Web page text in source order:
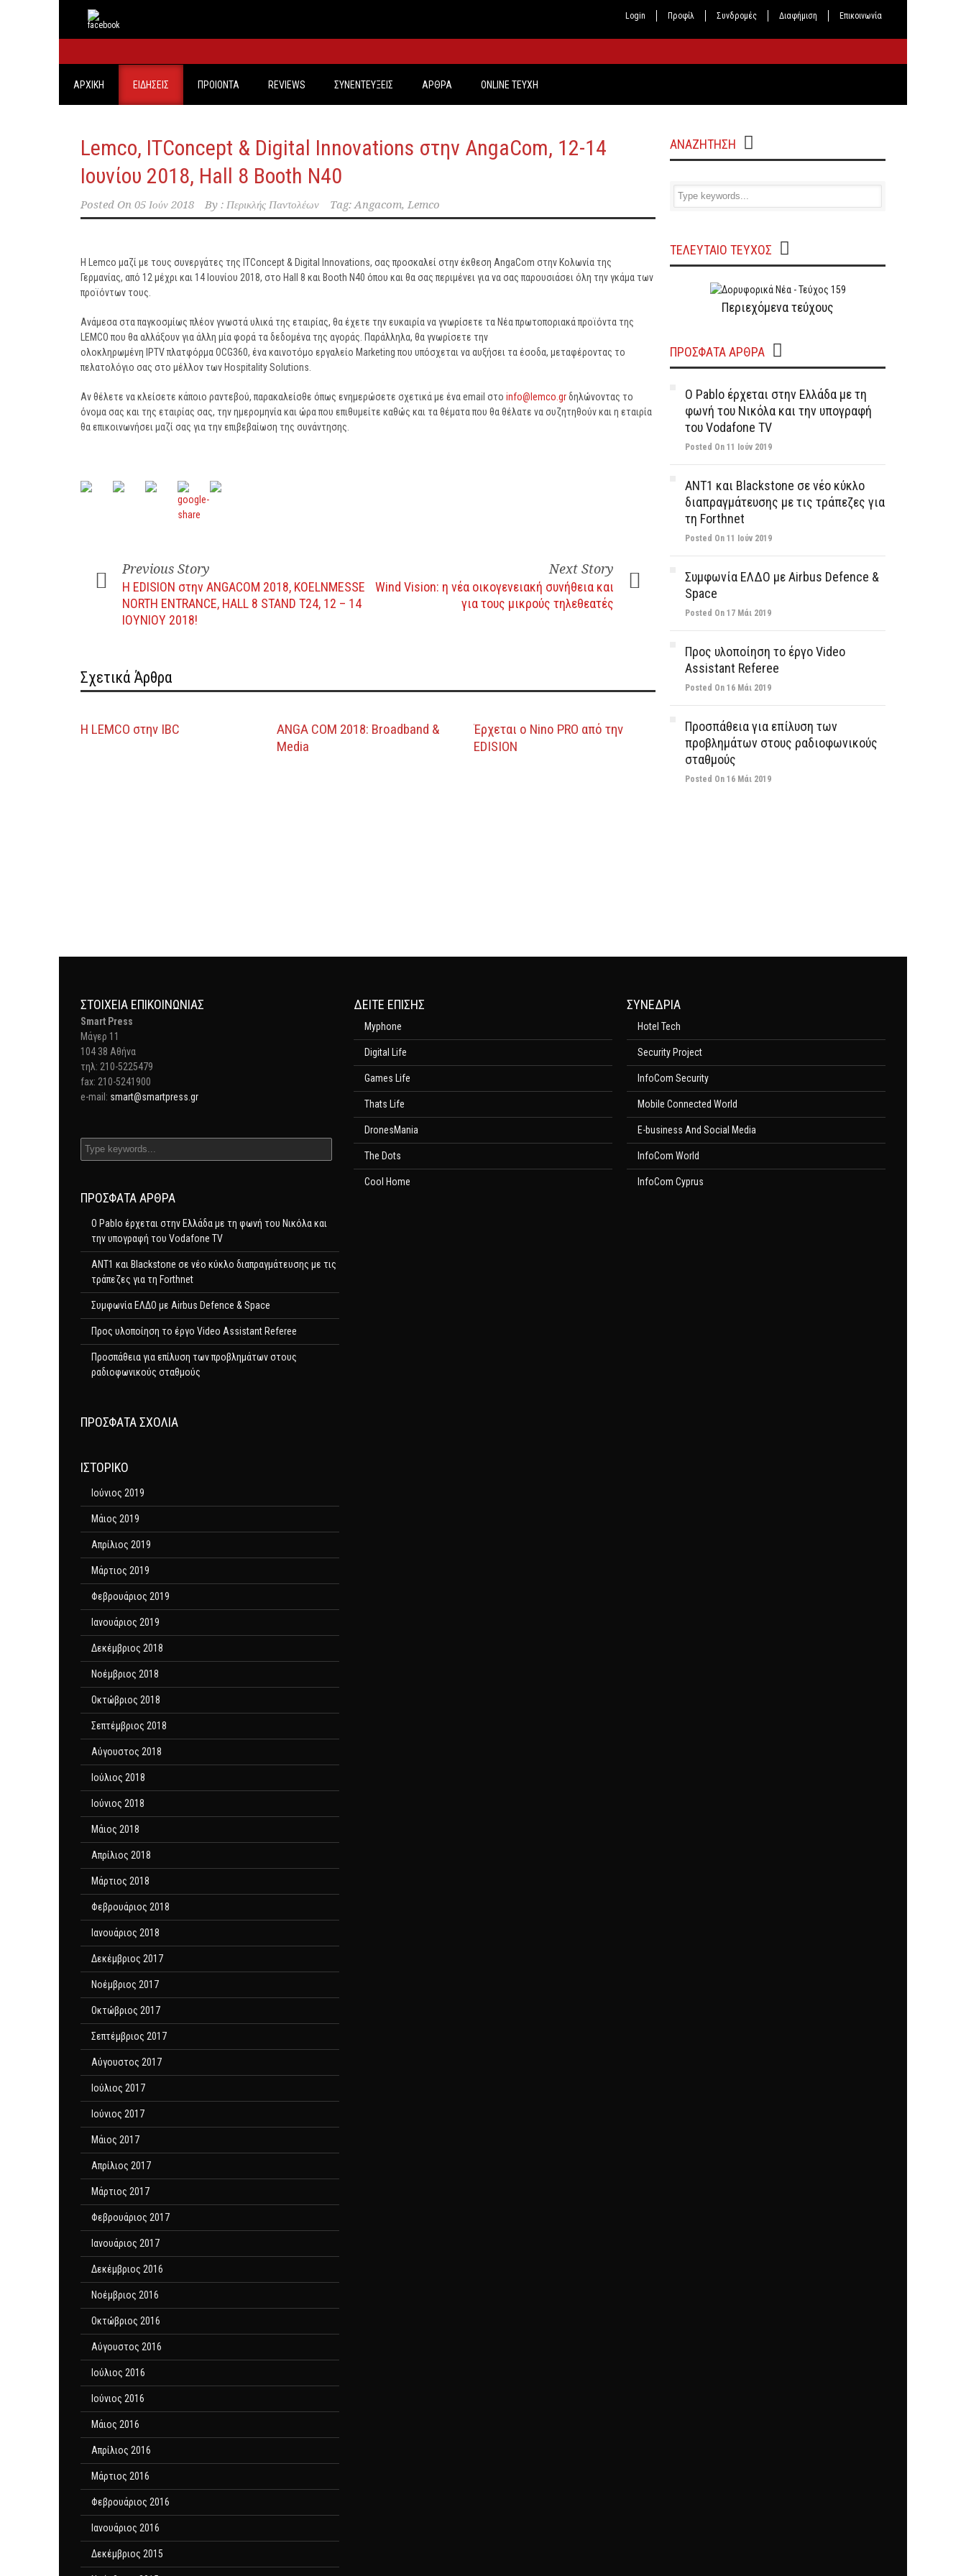
Login Προφίλ Συνδρομές Διαφήμιση Επικοινωνία
ΑΡΧΙΚΗ ΕΙΔΗΣΕΙΣ ΠΡΟΙΟΝΤΑ REVIEWS ΣΥΝΕΝΤΕΥΞΕΙΣ ΑΡΘΡΑ ONLINE TEYXH
Lemco, ITConcept & Digital Innovations στην AngaCom, 12-14
Ιουνίου 2018, Hall 8 Booth N40
Posted On 05 Ιούν 2018 By : Περικλής Παντολέων Tag:Angacom, Lemco
H Lemco μαζί με τους συνεργάτες της ITConcept & Digital Innovations, σας προσκαλεί στην έκθεση AngaCom στην Κολωνία της
Γερμανίας, από 12 μέχρι και 14 Ιουνίου 2018, στο Hall 8 και Booth N40 όπου και θα σας περιμένει για να σας παρουσιάσει όλη την γκάμα των
προϊόντων τους.
Ανάμεσα στα παγκοσμίως πλέον γνωστά υλικά της εταιρίας, θα έχετε την ευκαιρία να γνωρίσετε τα Νέα πρωτοποριακά προϊόντα της
LEMCO που θα αλλάξουν για άλλη μία φορά τα δεδομένα της αγοράς. Παράλληλα, θα γνωρίσετε την
ολοκληρωμένη IPTV πλατφόρμα OCG360, ένα καινοτόμο εργαλείο Marketing που υπόσχεται να αυξήσει τα έσοδα, μεταφέροντας το
πελατολόγιο σας στο μέλλον των Hospitality Solutions.
Αν θέλετε να κλείσετε κάποιο ραντεβού, παρακαλείσθε όπως ενημερώσετε σχετικά με ένα email στο info@lemco.grδηλώνοντας το
όνομα σας και της εταιρίας σας, την ημερομηνία και ώρα που επιθυμείτε καθώς και τα θέματα που θα θέλατε να συζητηθούν και η εταιρία
θα επικοινωνήσει μαζί σας για την επιβεβαίωση της συνάντησης.
Previous Story
H EDISION στην ANGACOM 2018, KOELNMESSE
NORTH ENTRANCE, HALL 8 STAND T24, 12 – 14
ΙΟΥΝΙΟΥ 2018!
Next Story
Wind Vision: η νέα οικογενειακή συνήθεια και
για τους μικρούς τηλεθεατές
Σχετικά Άρθρα
Η LEMCO στην IBC
ANGA COM 2018: Broadband &
Media
Έρχεται ο Nino PRO από την
EDISION
ΑΝΑΖΗΤΗΣΗ
ΤΕΛΕΥΤΑΙΟ ΤΕΥΧΟΣ
Περιεχόμενα τεύχους
ΠΡΌΣΦΑΤΑ ΆΡΘΡΑ
Ο Pablo έρχεται στην Ελλάδα με τη
φωνή του Νικόλα και την υπογραφή
του Vodafone TV
Posted On 11 Ιούν 2019
ΑΝΤ1 και Blackstone σε νέο κύκλο
διαπραγμάτευσης με τις τράπεζες για
τη Forthnet
Posted On 11 Ιούν 2019
Συμφωνία ΕΛΔΟ με Airbus Defence &
Space
Posted On 17 Μάι 2019
Προς υλοποίηση το έργο Video
Assistant Referee
Posted On 16 Μάι 2019
Προσπάθεια για επίλυση των
προβλημάτων στους ραδιοφωνικούς
σταθμούς
Posted On 16 Μάι 2019
ΣΤΟΙΧΕΊΑ ΕΠΙΚΟΙΝΩΝΊΑΣ
Smart Press
Mάγερ 11
104 38 Αθήνα
τηλ: 210-5225479
fax: 210-5241900
e-mail: smart@smartpress.gr
ΠΡΌΣΦΑΤΑ ΆΡΘΡΑ
Ο Pablo έρχεται στην Ελλάδα με τη φωνή του Νικόλα και
την υπογραφή του Vodafone TV
ΑΝΤ1 και Blackstone σε νέο κύκλο διαπραγμάτευσης με τις
τράπεζες για τη Forthnet
Συμφωνία ΕΛΔΟ με Airbus Defence & Space
Προς υλοποίηση το έργο Video Assistant Referee
Προσπάθεια για επίλυση των προβλημάτων στους
ραδιοφωνικούς σταθμούς
ΠΡΌΣΦΑΤΑ ΣΧΌΛΙΑ
ΙΣΤΟΡΙΚΌ
Ιούνιος 2019
Μάιος 2019
Απρίλιος 2019
Μάρτιος 2019
Φεβρουάριος 2019
Ιανουάριος 2019
Δεκέμβριος 2018
Νοέμβριος 2018
Οκτώβριος 2018
Σεπτέμβριος 2018
Αύγουστος 2018
Ιούλιος 2018
Ιούνιος 2018
Μάιος 2018
Απρίλιος 2018
Μάρτιος 2018
Φεβρουάριος 2018
Ιανουάριος 2018
Δεκέμβριος 2017
Νοέμβριος 2017
Οκτώβριος 2017
Σεπτέμβριος 2017
Αύγουστος 2017
Ιούλιος 2017
Ιούνιος 2017
Μάιος 2017
Απρίλιος 2017
Μάρτιος 2017
Φεβρουάριος 2017
Ιανουάριος 2017
Δεκέμβριος 2016
Νοέμβριος 2016
Οκτώβριος 2016
Αύγουστος 2016
Ιούλιος 2016
Ιούνιος 2016
Μάιος 2016
Απρίλιος 2016
Μάρτιος 2016
Φεβρουάριος 2016
Ιανουάριος 2016
Δεκέμβριος 2015
ΔΕΊΤΕ ΕΠΊΣΗΣ
Myphone
Digital Life
Games Life
Thats Life
DronesMania
The Dots
Cool Home
ΣΥΝΕΔΡΙΑ
Hotel Tech
Security Project
InfoCom Security
Mobile Connected World
E-business And Social Media
InfoCom World
InfoCom Cyprus